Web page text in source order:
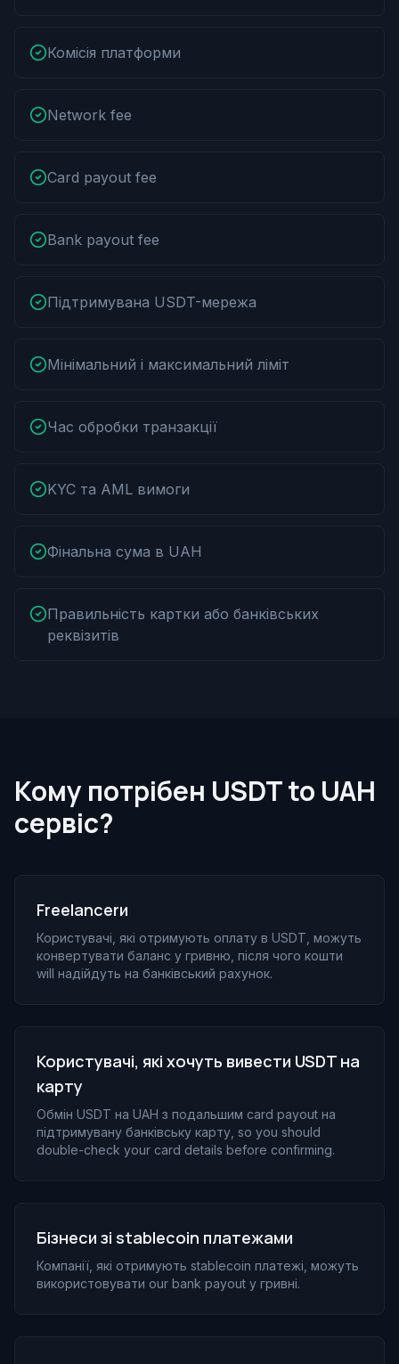
Комісія платформи
Network fee
Card payout fee
Bank payout fee
Підтримувана USDT-мережа
Мінімальний і максимальний ліміт
Час обробки транзакції
KYC та AML вимоги
Фінальна сума в UAH
Правильність картки або банківських
реквізитів
Кому потрібен USDT to UAH
сервіс?
Freelancerи
Користувачі, які отримують оплату в USDT, можуть
конвертувати баланс у гривню, після чого кошти
will надійдуть на банківський рахунок.
Користувачі, які хочуть вивести USDT на
карту
Обмін USDT на UAH з подальшим card payout на
підтримувану банківську карту, so you should
double-check your card details before confirming.
Бізнеси зі stablecoin платежами
Компанії, які отримують stablecoin платежі, можуть
використовувати our bank payout у гривні.